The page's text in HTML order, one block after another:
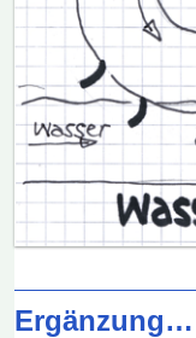
Ergänzung…